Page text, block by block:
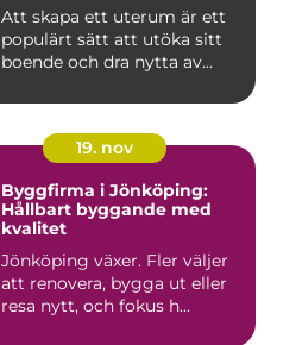
Att skapa ett uterum är ett
populärt sätt att utöka sitt
boende och dra nytta av...
19. nov
Byggfirma i Jönköping:
Hållbart byggande med
kvalitet
Jönköping växer. Fler väljer
att renovera, bygga ut eller
resa nytt, och fokus h...